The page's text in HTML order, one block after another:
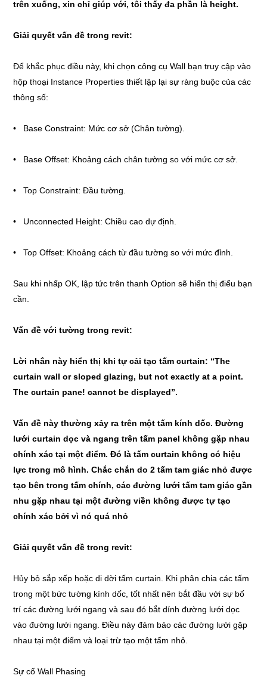
trên xuống, xin chỉ giúp với, tôi thấy đa phần là height.
Giải quyết vấn đề trong revit:
Để khắc phục điều này, khi chọn công cụ Wall bạn truy cập vào
hộp thoại Instance Properties thiết lập lại sự ràng buộc của các
thông số:
• Base Constraint: Mức cơ sở (Chân tường).
• Base Offset: Khoảng cách chân tường so với mức cơ sở.
• Top Constraint: Đầu tường.
• Unconnected Height: Chiều cao dự định.
• Top Offset: Khoảng cách từ đầu tường so với mức đỉnh.
Sau khi nhấp OK, lập tức trên thanh Option sẽ hiển thị điểu bạn
cần.
Vấn đề với tường trong revit:
Lời nhắn này hiển thị khi tự cải tạo tấm curtain: “The
curtain wall or sloped glazing, but not exactly at a point.
The curtain pane! cannot be displayed”.
Vấn đề này thường xảy ra trên một tấm kính dốc. Đường
lưới curtain dọc và ngang trên tấm panel không gặp nhau
chính xác tại một điểm. Đó là tấm curtain không có hiệu
lực trong mô hình. Chắc chắn do 2 tấm tam giác nhỏ được
tạo bên trong tấm chính, các đường lưới tấm tam giác gần
nhu gặp nhau tại một đường viền không được tự tạo
chính xác bởi vì nó quá nhỏ
Giải quyết vấn đề trong revit:
Hủy bỏ sắp xếp hoặc di dời tấm curtain. Khi phân chia các tấm
trong một bức tường kính dốc, tốt nhất nên bắt đầu với sự bố
trí các đường lưới ngang và sau đó bắt dính đường lưới dọc
vào đường lưới ngang. Điều này đảm bảo các đường lưới gặp
nhau tại một điểm và loại trừ tạo một tấm nhỏ.
Sự cố Wall Phasing